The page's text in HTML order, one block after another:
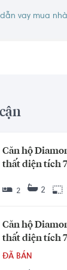
vay mua nhà
Căn hộ
thất diện tích
2 2
Căn hộ
thất diện tích
ĐÃ BÁN